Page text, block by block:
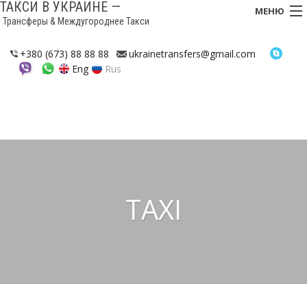
ТАКСИ В УКРАИНЕ —
Трансферы & Междугороднее Такси
МЕНЮ
ТРАНСФЕРЫ
+380 (673) 88 88 88
ukrainetransfers@gmail.com
Eng
Rus
TAXI